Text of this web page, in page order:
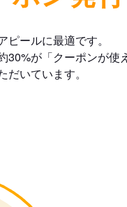
ールに最適です。
30%が「クーポンが使
いています。